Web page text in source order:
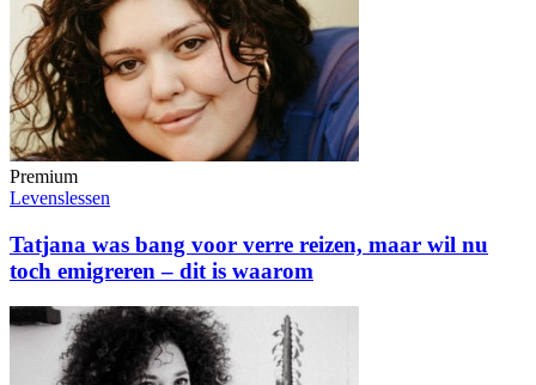
Premium
Levenslessen
Tatjana was bang voor verre reizen, maar wil nu
toch emigreren – dit is waarom